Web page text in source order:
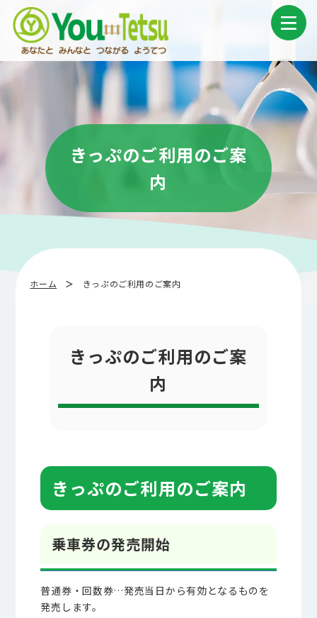
へ
ョ
きっぷのご利用のご案
内
ホーム きっぷのご利用のご案内
きっぷのご利用のご案
内
きっぷのご利用のご案内
乗車券の発売開始
普通券・回数券…発売当日から有効となるものを
発売します。